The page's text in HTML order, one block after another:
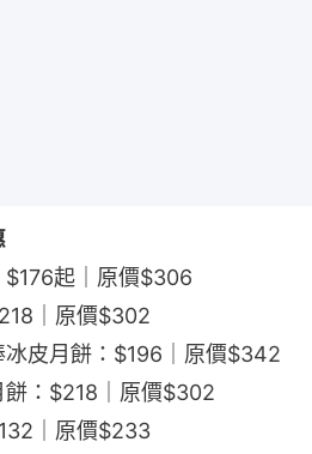
起｜原價$306
｜原價$302
冰皮月餅：$196｜原價$342
餅：$218｜原價$302
｜原價$233